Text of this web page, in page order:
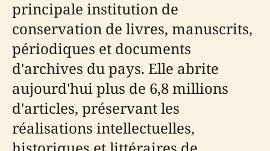
principale institution de
conservation de livres, manuscrits,
périodiques et documents
d'archives du pays. Elle abrite
aujourd'hui plus de 6,8 millions
d'articles, préservant les
réalisations intellectuelles,